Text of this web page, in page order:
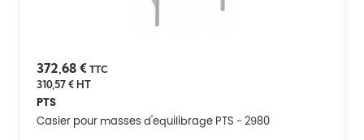
372,68 € TTC
310,57 €HT
PTS
Casier pour masses d'equilibrage PTS - 2980